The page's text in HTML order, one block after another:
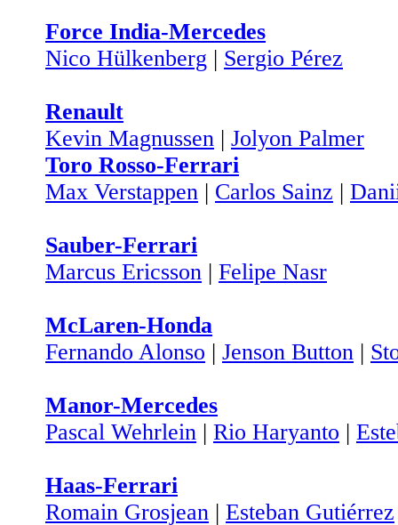
Force India-Mercedes
Nico Hülkenberg | Sergio Pérez
Renault
Kevin Magnussen | Jolyon Palmer
Toro Rosso-Ferrari
Max Verstappen | Carlos Sainz |
Sauber-Ferrari
Marcus Ericsson | Felipe Nasr
McLaren-Honda
Fernando Alonso | Jenson Button |
Manor-Mercedes
Pascal Wehrlein | Rio Haryanto |
Haas-Ferrari
Romain Grosjean | Esteban Gutiérrez